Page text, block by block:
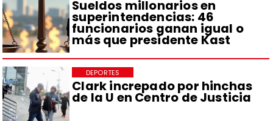
Sueldos millonarios en
superintendencias: 46
funcionarios ganan igual o
más que presidente Kast
Clark increpado por hinchas
de la U en Centro de Justicia
DEPORTES